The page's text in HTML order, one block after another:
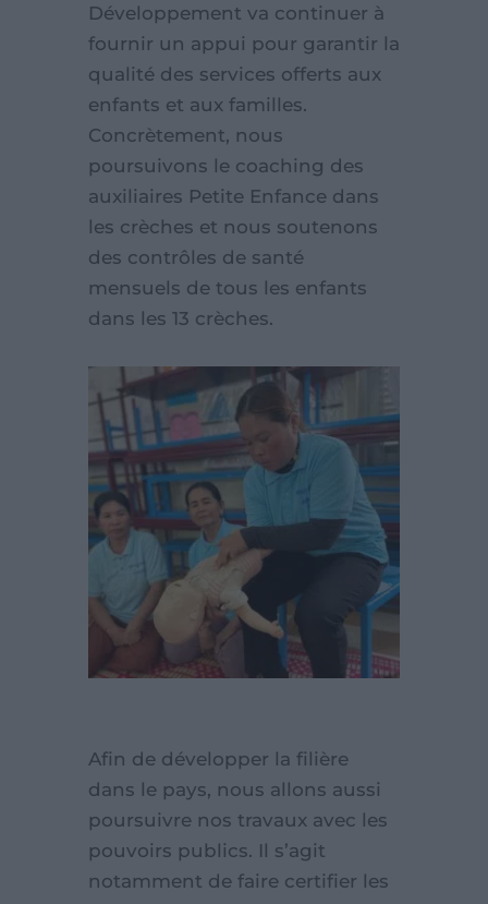
Développement va continuer à
fournir un appui pour garantir la
qualité des services offerts aux
enfants et aux familles.
Concrètement, nous
poursuivons le coaching des
auxiliaires Petite Enfance dans
les crèches et nous soutenons
des contrôles de santé
mensuels de tous les enfants
dans les 13 crèches.
Afin de développer la filière
dans le pays, nous allons aussi
poursuivre nos travaux avec les
pouvoirs publics. Il s’agit
notamment de faire certifier les